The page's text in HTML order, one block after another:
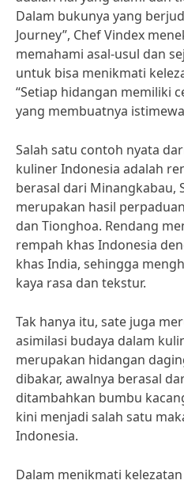
Dalam bukunya yang
Journey”, Chef Vindex
memahami asal-usul dan
untuk bisa menikmati
“Setiap hidangan memiliki
yang membuatnya
Salah satu contoh nyata
kuliner Indonesia adalah
berasal dari Minangkabau,
merupakan hasil
dan Tionghoa. Rendang
rempah khas Indonesia
khas India, sehingga
kaya rasa dan tekstur.
Tak hanya itu, sate juga
asimilasi budaya dalam
merupakan hidangan
dibakar, awalnya berasal
ditambahkan bumbu
kini menjadi salah satu
Indonesia.
Dalam menikmati